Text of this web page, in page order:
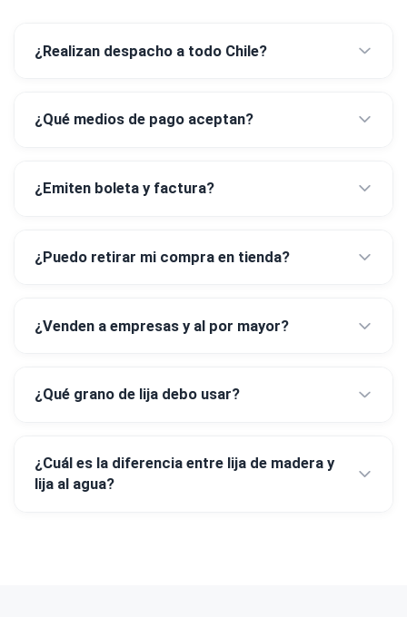
¿Realizan despacho a todo Chile?
¿Qué medios de pago aceptan?
¿Emiten boleta y factura?
¿Puedo retirar mi compra en tienda?
¿Venden a empresas y al por mayor?
¿Qué grano de lija debo usar?
¿Cuál es la diferencia entre lija de madera y
lija al agua?